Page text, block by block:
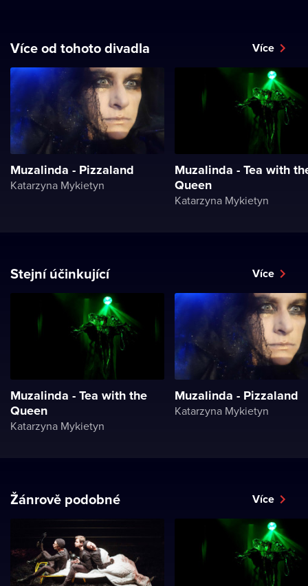
Více od tohoto divadla Více
Muzalinda - Pizzaland
Katarzyna Mykietyn
Muzalinda - Tea with
Queen
Katarzyna Mykietyn
Stejní účinkující Více
Muzalinda - Tea with the
Queen
Katarzyna Mykietyn
Muzalinda - Pizzaland
Katarzyna Mykietyn
Žánrově podobné Více